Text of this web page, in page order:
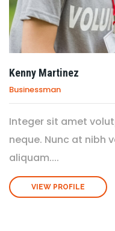
Kenny Martinez
Businessman
Integer sit amet
neque. Nunc at nibh
aliquam....
VIEW PROFILE